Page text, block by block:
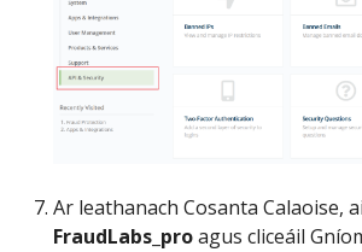
Ar leathanach Cosanta Calaoise,
FraudLabs_proagus cliceáil